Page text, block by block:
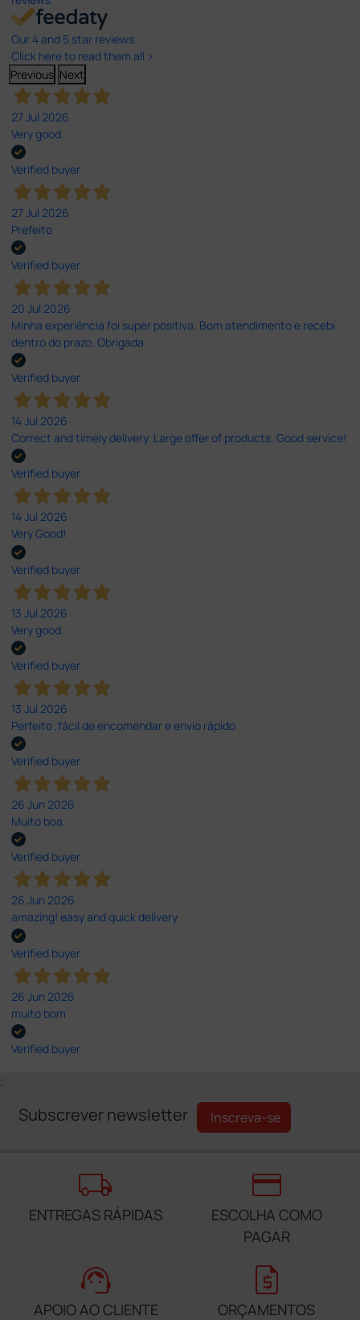
Our 4 and 5 star reviews.
Click here to read them all >
Previous Next
27 Jul 2026
Very good
Verified buyer
27 Jul 2026
Prefeito
Verified buyer
20 Jul 2026
Minha experiência foi super positiva. Bom atendimento e recebi
dentro do prazo. Obrigada.
Verified buyer
14 Jul 2026
Correct and timely delivery. Large offer of products. Good service!
Verified buyer
14 Jul 2026
Very Good!
Verified buyer
13 Jul 2026
Very good
Verified buyer
13 Jul 2026
Perfeito ,fácil de encomendar e envio rápido
Verified buyer
26 Jun 2026
Muito boa.
Verified buyer
26 Jun 2026
amazing! easy and quick delivery
Verified buyer
26 Jun 2026
muito bom
Verified buyer
;
Subscrever newsletter Inscreva-se
local_shipping
ENTREGAS RÁPIDAS
credit_card
ESCOLHA COMO
PAGAR
support_agent
APOIO AO CLIENTE
request_quote
ORÇAMENTOS